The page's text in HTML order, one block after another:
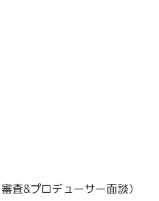
査&プロデューサー面談）